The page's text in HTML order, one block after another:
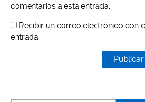
comentarios a esta entrada.
Recibir un correo electrónico con
entrada.